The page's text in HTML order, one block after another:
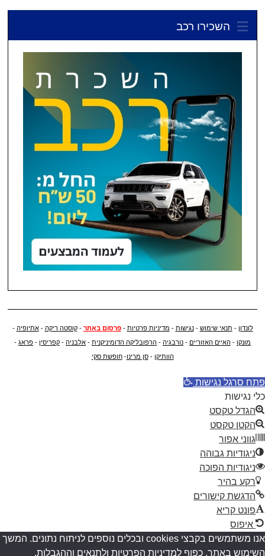
השכירו רכב
לונדון - תנאי שימוש -נגישות - מדיניות פרטיות -פרסום באתר -קוסטה ריקה -אתיופיה -
מונקו - האיים האזוריים - נורבגיה - הרפובליקה הדומיניקנית - אלבניה - קפריסין - פראג -
הוותיקן -סן מרינו-חופשת סקי
פתח סרגל נגישות
כלי נגישות
הגדל טקסט
הקטן טקסט
גווני אפור
ניגודיות גבוהה
ניגודיות הפוכה
רקע בהיר
הדגשת קישורים
פונט קריא
איפוס
אנו משתמשים בקבצי cookies ובכלים נוספים לניתוח נתונים. המשך
השימוש באתר, כפוף למדיניות הפרטיות ולתנאים וההגבלות.